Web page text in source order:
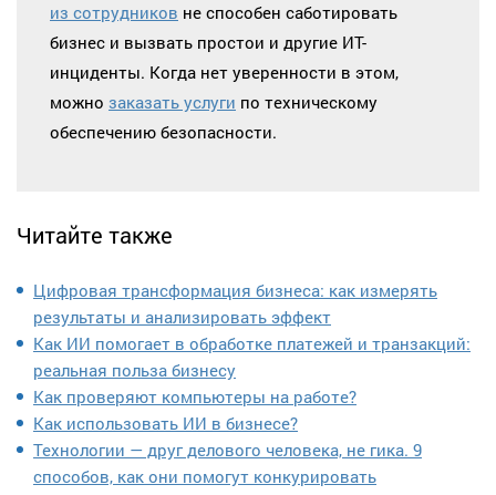
из сотрудников не способен саботировать
бизнес и вызвать простои и другие ИТ-
инциденты. Когда нет уверенности в этом,
можно заказать услуги по техническому
обеспечению безопасности.
Читайте также
Цифровая трансформация бизнеса: как измерять
результаты и анализировать эффект
Как ИИ помогает в обработке платежей и транзакций:
реальная польза бизнесу
Как проверяют компьютеры на работе?
Как использовать ИИ в бизнесе?
Технологии — друг делового человека, не гика. 9
способов, как они помогут конкурировать